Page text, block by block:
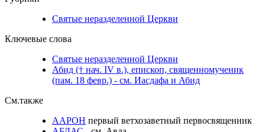
Святые неразделенной Церкви
Ключевые слова
Святые неразделенной Церкви
Абид († нач. IV в.), епископ, священномученик
(пам. 18 февр.) - см. Иасдафа и Абид
См.также
ААРОН первый ветхозаветный первосвященник